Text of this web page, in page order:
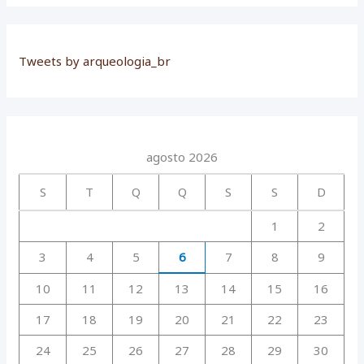
Tweets by arqueologia_br
agosto 2026
S T Q Q S S D
1
2
3
4 5 6 7 8
9
10
11 12 13 14 15
16
17
18 19 20 21 22
23
24
25 26 27 28 29 30